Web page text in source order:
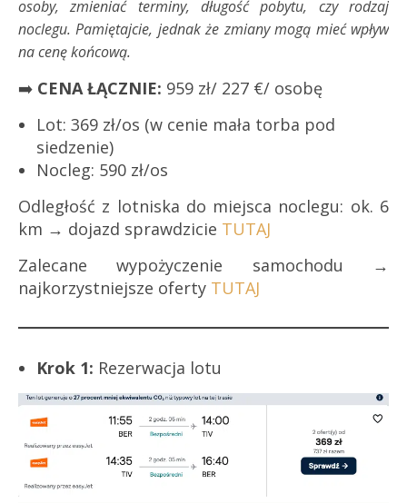
osoby, zmieniać terminy, długość pobytu, czy rodzaj
noclegu. Pamiętajcie, jednak że zmiany mogą mieć wpływ
na cenę końcową.
➡️ CENA ŁĄCZNIE: 959 zł/ 227 €/ osobę
Lot: 369 zł/os (w cenie mała torba pod
siedzenie)
Nocleg: 590 zł/os
Odległość z lotniska do miejsca noclegu: ok. 6
km → dojazd sprawdzicie TUTAJ
Zalecane wypożyczenie samochodu →
najkorzystniejsze oferty TUTAJ
Krok 1: Rezerwacja lotu